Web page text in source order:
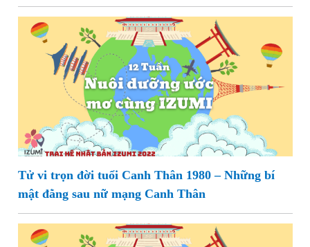
Tử vi trọn đời tuổi Canh Thân 1980 – Những bí
mật đằng sau nữ mạng Canh Thân